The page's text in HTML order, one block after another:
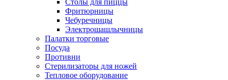
Фритюрницы
Чебуречницы
Электрошашлычницы
Палатки торговые
Посуда
Противни
Стерилизаторы для ножей
Тепловое оборудование